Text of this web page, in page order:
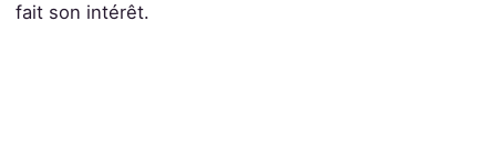
fait son intérêt.